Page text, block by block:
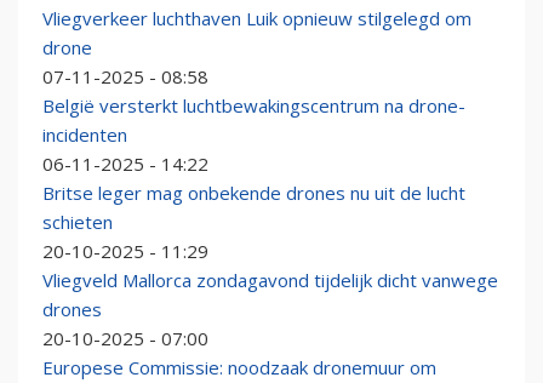
Vliegverkeer luchthaven Luik opnieuw stilgelegd om
drone
07-11-2025 - 08:58
België versterkt luchtbewakingscentrum na drone-
incidenten
06-11-2025 - 14:22
Britse leger mag onbekende drones nu uit de lucht
schieten
20-10-2025 - 11:29
Vliegveld Mallorca zondagavond tijdelijk dicht vanwege
drones
20-10-2025 - 07:00
Europese Commissie: noodzaak dronemuur om